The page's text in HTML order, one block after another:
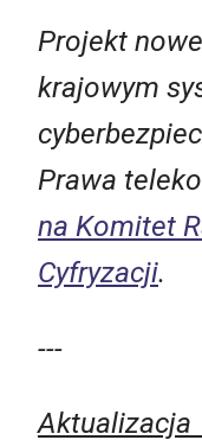
Projekt
krajowym
Prawa
na Komitet
Cyfryzacji.
---
Aktualizacja